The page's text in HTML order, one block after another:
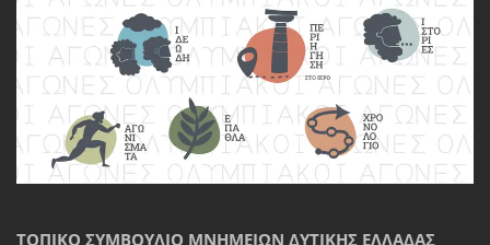
ΤΟΠΙΚΌ ΣΥΜΒΟΎΛΙΟ ΜΝΗΜΕΊΩΝ ΔΥΤΙΚΉΣ ΕΛΛΆΔΑΣ